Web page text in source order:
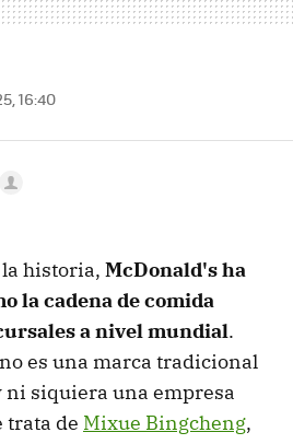
16:40
historia, McDonald's ha
la cadena de comida
a nivel mundial.
es una marca tradicional
ni siquiera una empresa
trata de Mixue Bingcheng,